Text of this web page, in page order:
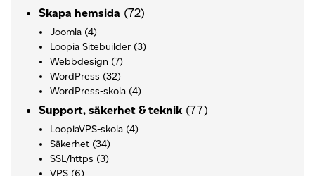
Skapa hemsida (72)
Joomla (4)
Loopia Sitebuilder (3)
Webbdesign (7)
WordPress (32)
WordPress-skola (4)
Support, säkerhet & teknik (77)
LoopiaVPS-skola (4)
Säkerhet (34)
SSL/https (3)
VPS (6)